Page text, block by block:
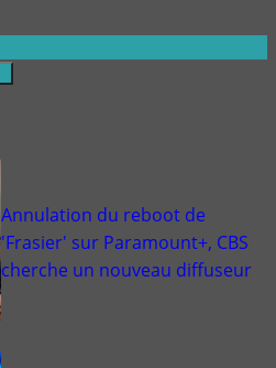
Annulation du reboot de
'Frasier' sur Paramount+, CBS
cherche un nouveau diffuseur